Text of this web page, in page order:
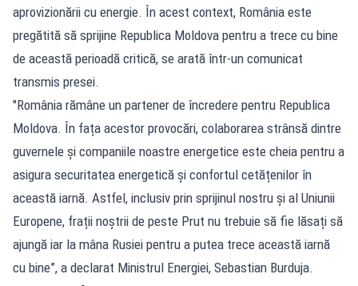
aprovizionării cu energie. În acest context, România este
pregătită să sprijine Republica Moldova pentru a trece cu bine
de această perioadă critică, se arată într-un comunicat
transmis presei.
"România rămâne un partener de încredere pentru Republica
Moldova. În fața acestor provocări, colaborarea strânsă dintre
guvernele și companiile noastre energetice este cheia pentru a
asigura securitatea energetică și confortul cetățenilor în
această iarnă. Astfel, inclusiv prin sprijinul nostru și al Uniunii
Europene, frații noștrii de peste Prut nu trebuie să fie lăsați să
ajungă iar la mâna Rusiei pentru a putea trece această iarnă
cu bine”, a declarat Ministrul Energiei, Sebastian Burduja.